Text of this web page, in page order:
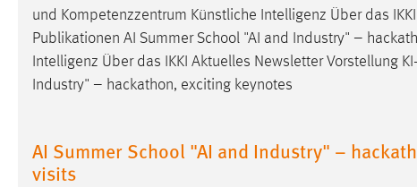
und Kompetenzzentrum Künstliche Intelligenz Über das
Publikationen AI Summer School "AI and Industry" –
Intelligenz Über das IKKI Aktuelles Newsletter Vorstellung KI-
Industry" – hackathon, exciting keynotes
AI Summer School "AI and Industry" –
visits
Zweck: Conversion-Tracking
Cookie Laufzeit: 3 Monate
Um Inhalte von Videoplattformen und Social Media
Plattformen anzeigen zu können, werden von diesen